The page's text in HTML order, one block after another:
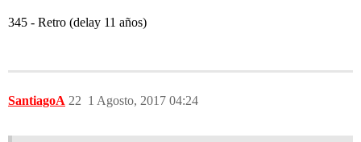
345 - Retro (delay 11 años)
SantiagoA 1 Agosto, 2017 04:24
22